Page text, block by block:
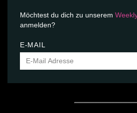
Möchtest du dich zu unserem
anmelden?
E-MAIL